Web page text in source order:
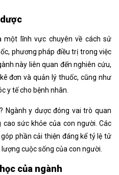
một lĩnh vực chuyên về cách sử
phương pháp điều trị trong việc
này liên quan đến nghiên cứu,
đơn và quản lý thuốc, cũng như
y tế cho bệnh nhân.
? Ngành y dược đóng vai trò quan
sức khỏe của con người. Các
phần cải thiện đáng kể tỷ lệ tử
cuộc sống của con người.
của ngành